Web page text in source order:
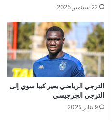
22 سبتمبر 2025
الترجي الرياضي يعير كيبا سوي إلى
الترجي الجرجيسي
9 يناير 2025